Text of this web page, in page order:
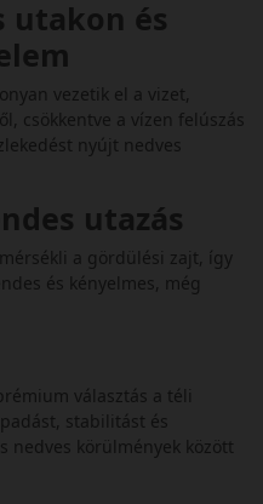
utakon és
vezetik el a vizet,
csökkentve a vízen felúszás
nyújt nedves
utazás
a gördülési zajt, így
és kényelmes, még
választás a téli
stabilitást és
nedves körülmények között